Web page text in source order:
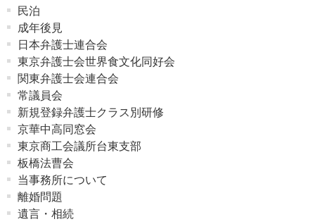
民泊
成年後見
日本弁護士連合会
東京弁護士会世界食文化同好会
関東弁護士会連合会
常議員会
新規登録弁護士クラス別研修
京華中高同窓会
東京商工会議所台東支部
板橋法曹会
当事務所について
離婚問題
遺言・相続